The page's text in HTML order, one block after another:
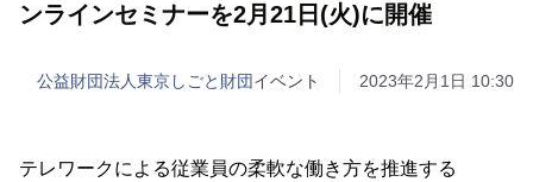
ンラインセミナーを2月21日(火)に開催
公益財団法人東京しごと財団イベント 2023年2月1日 10:30
テレワークによる従業員の柔軟な働き方を推進する